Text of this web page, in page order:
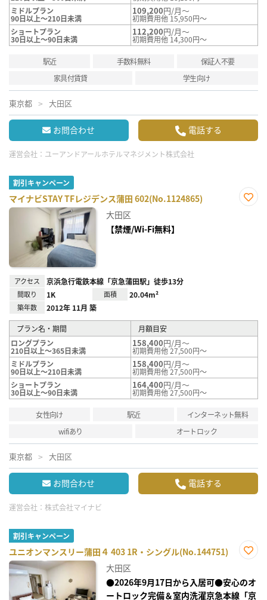
ミドルプラン
90日以上～210日未満
109,200円/月～
初期費用他 15,950円～
ショートプラン
30日以上～90日未満
112,200円/月～
初期費用他 14,300円～
駅近 手数料無料
保証人不要
家具付賃貸
学生向け
東京都 大田区
お問合わせ 電話する
運営会社： ユーアンドアールホテルマネジメント株式会社
割引キャンペーン
マイナビSTAY TFレジデンス蒲田 602(No.1124865)
大田区
【禁煙/Wi-Fi無料】
アクセス 京浜急行電鉄本線「京急蒲田駅」徒歩13分
間取り 1K 面積 20.04m²
築年数 2012年 11月 築
プラン名・期間
月額目安
ロングプラン
210日以上～365日未満
158,400円/月～
初期費用他 27,500円～
ミドルプラン
90日以上～210日未満
158,400円/月～
初期費用他 27,500円～
ショートプラン
30日以上～90日未満
164,400円/月～
初期費用他 27,500円～
女性向け 駅近
インターネット無料
wifiあり
オートロック
東京都 大田区
お問合わせ 電話する
運営会社： 株式会社マイナビ
割引キャンペーン
ユニオンマンスリー蒲田４ 403 1R・シングル(No.144751)
り登
録
大田区
●2026年9月17日から入居可●安心のオ
ートロック完備＆室内洗濯京急本線「京